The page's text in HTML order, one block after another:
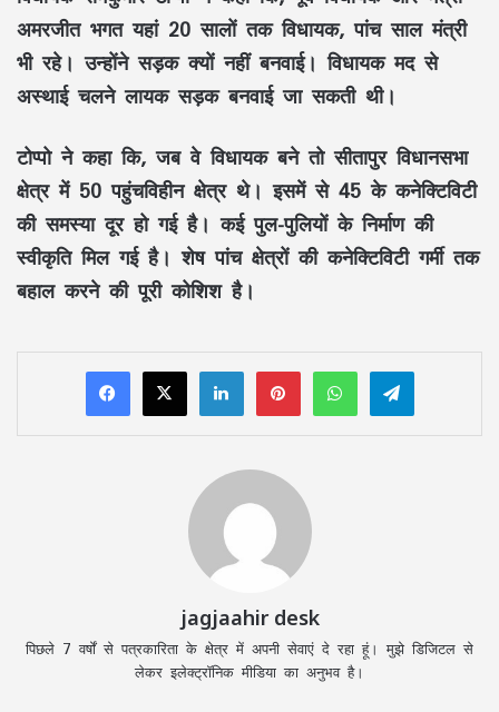
अमरजीत भगत यहां 20 सालों तक विधायक, पांच साल मंत्री
भी रहे। उन्होंने सड़क क्यों नहीं बनवाई। विधायक मद से
अस्थाई चलने लायक सड़क बनवाई जा सकती थी।
टोप्पो ने कहा कि, जब वे विधायक बने तो सीतापुर विधानसभा
क्षेत्र में 50 पहुंचविहीन क्षेत्र थे। इसमें से 45 के कनेक्टिविटी
की समस्या दूर हो गई है। कई पुल-पुलियों के निर्माण की
स्वीकृति मिल गई है। शेष पांच क्षेत्रों की कनेक्टिविटी गर्मी तक
बहाल करने की पूरी कोशिश है।
LinkedInPinterestWhatsAppTelegram
jagjaahir desk
पिछले 7 वर्षों से पत्रकारिता के क्षेत्र में अपनी सेवाएं दे रहा हूं। मुझे डिजिटल से
लेकर इलेक्ट्रॉनिक मीडिया का अनुभव है।